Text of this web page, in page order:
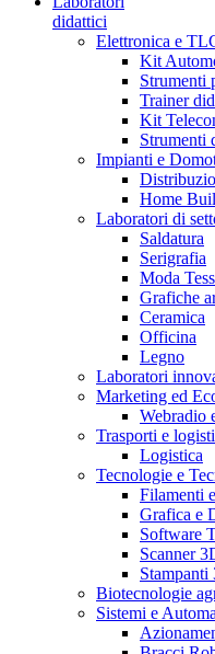
didattici
Elettronica e
Kit
Strumenti
Trainer
Kit
Strumenti
Impianti e
Home
Laboratori di
Saldatura
Serigrafia
Moda
Grafiche
Ceramica
Officina
Legno
Laboratori
Marketing ed
Webradio
Trasporti e
Logistica
Tecnologie e
Filamenti
Grafica e
Software
Scanner
Stampanti
Biotecnologie
Sistemi e